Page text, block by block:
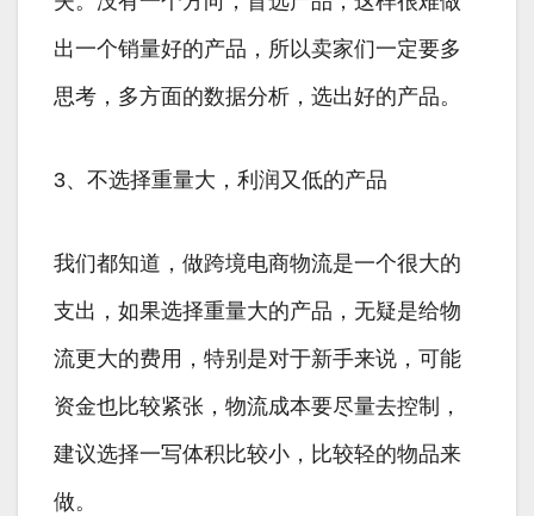
出一个销量好的产品，所以卖家们一定要多
思考，多方面的数据分析，选出好的产品。
3、不选择重量大，利润又低的产品
我们都知道，做跨境电商物流是一个很大的
支出，如果选择重量大的产品，无疑是给物
流更大的费用，特别是对于新手来说，可能
资金也比较紧张，物流成本要尽量去控制，
建议选择一写体积比较小，比较轻的物品来
做。